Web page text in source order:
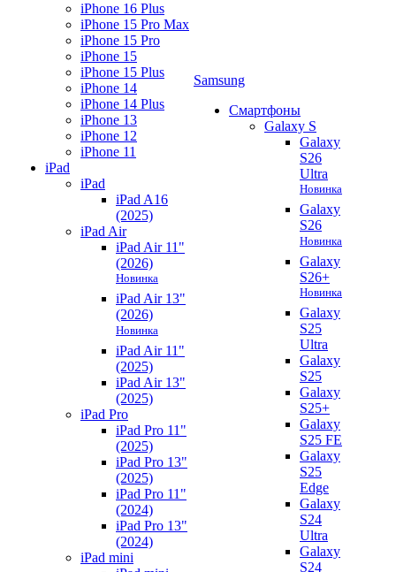
iPhone 16 Plus
iPhone 15 Pro Max
iPhone 15 Pro
iPhone 15
iPhone 15 Plus
iPhone 14
iPhone 14 Plus
iPhone 13
iPhone 12
iPhone 11
iPad
iPad
iPad A16
(2025)
iPad Air
iPad Air 11"
(2026)
Новинка
iPad Air 13"
(2026)
Новинка
iPad Air 11"
(2025)
iPad Air 13"
(2025)
iPad Pro
iPad Pro 11"
(2025)
iPad Pro 13"
(2025)
iPad Pro 11"
(2024)
iPad Pro 13"
(2024)
iPad mini
Samsung
Смартфоны
Galaxy S
Galaxy
S26
Ultra
Новинка
Galaxy
S26
Новинка
Galaxy
S26+
Новинка
Galaxy
S25
Ultra
Galaxy
S25
Galaxy
S25+
Galaxy
S25 FE
Galaxy
S25
Edge
Galaxy
S24
Ultra
Galaxy
S24